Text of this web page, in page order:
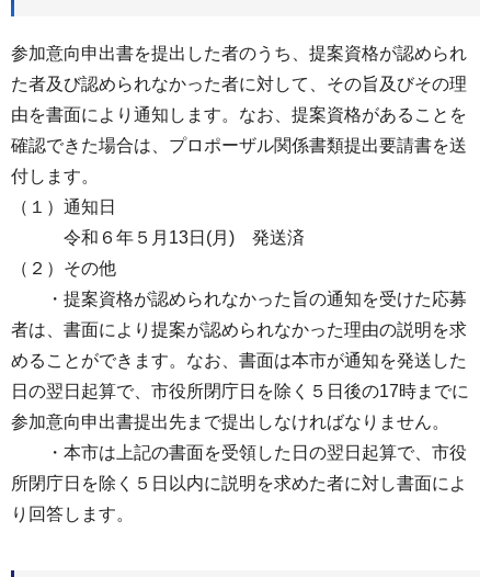
参加意向申出書を提出した者のうち、提案資格が認められ
た者及び認められなかった者に対して、その旨及びその理
由を書面により通知します。なお、提案資格があることを
確認できた場合は、プロポーザル関係書類提出要請書を送
付します。
（１）通知日
令和６年５月13日(月) 発送済
（２）その他
・提案資格が認められなかった旨の通知を受けた応募
者は、書面により提案が認められなかった理由の説明を求
めることができます。なお、書面は本市が通知を発送した
日の翌日起算で、市役所閉庁日を除く５日後の17時までに
参加意向申出書提出先まで提出しなければなりません。
・本市は上記の書面を受領した日の翌日起算で、市役
所閉庁日を除く５日以内に説明を求めた者に対し書面によ
り回答します。